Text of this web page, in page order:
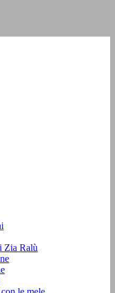
Zia Ralù